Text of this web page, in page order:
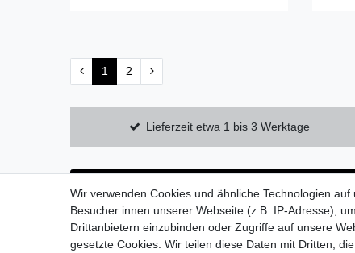
1 2
Lieferzeit etwa 1 bis 3 Werktage
Wir verwenden Cookies und ähnliche Technologien
Besucher:innen unserer Webseite (z.B. IP-Adresse),
Drittanbietern einzubinden oder Zugriffe auf unsere
gesetzte Cookies. Wir teilen diese Daten mit Dritten,